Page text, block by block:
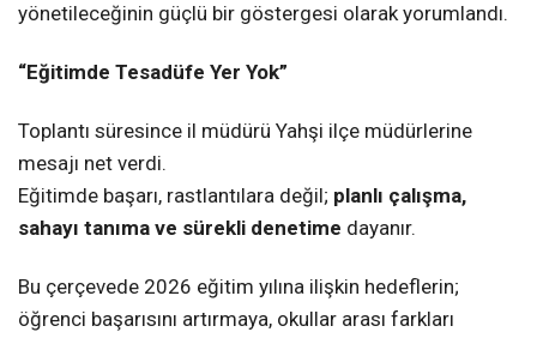
yönetileceğinin güçlü bir göstergesi olarak yorumlandı.
“Eğitimde Tesadüfe Yer Yok”
Toplantı süresince il müdürü Yahşi ilçe müdürlerine
mesajı net verdi.
Eğitimde başarı, rastlantılara değil; planlı çalışma,
sahayı tanıma ve sürekli denetime dayanır.
Bu çerçevede 2026 eğitim yılına ilişkin hedeflerin;
öğrenci başarısını artırmaya, okullar arası farkları